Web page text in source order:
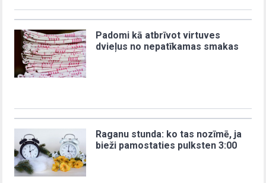
Padomi kā atbrīvot virtuves
dvieļus no nepatīkamas smakas
Raganu stunda: ko tas nozīmē, ja
bieži pamostaties pulksten 3:00